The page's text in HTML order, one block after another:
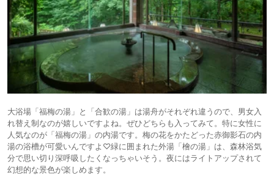
大浴場「福梅の湯」と「合歓の湯」は湯舟がそれぞれ違うので、男女入
れ替え制なのが嬉しいですよね。ぜひどちらも入ってみて。特に女性に
人気なのが「福梅の湯」の内湯です。梅の花をかたどった赤御影石の内
湯の浴槽が可愛いんですよ♡緑に囲まれた外湯「檜の湯」は、森林浴気
分で思い切り深呼吸したくなっちゃいそう。夜にはライトアップされて
幻想的な景色が楽しめます。